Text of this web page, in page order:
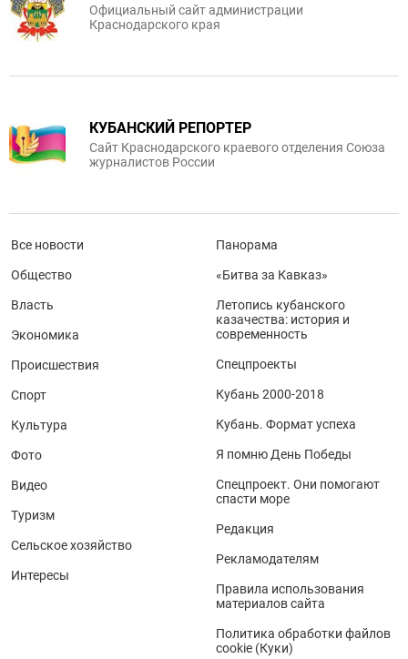
Официальный сайт администрации
Краснодарского края
КУБАНСКИЙ РЕПОРТЕР
Сайт Краснодарского краевого отделения Союза
журналистов России
Все новости
Общество
Власть
Экономика
Происшествия
Спорт
Культура
Фото
Видео
Туризм
Сельское хозяйство
Интересы
Панорама
«Битва за Кавказ»
Летопись кубанского
казачества: история и
современность
Спецпроекты
Кубань 2000-2018
Кубань. Формат успеха
Я помню День Победы
Спецпроект. Они помогают
спасти море
Редакция
Рекламодателям
Правила использования
материалов сайта
Политика обработки файлов
cookie (Куки)